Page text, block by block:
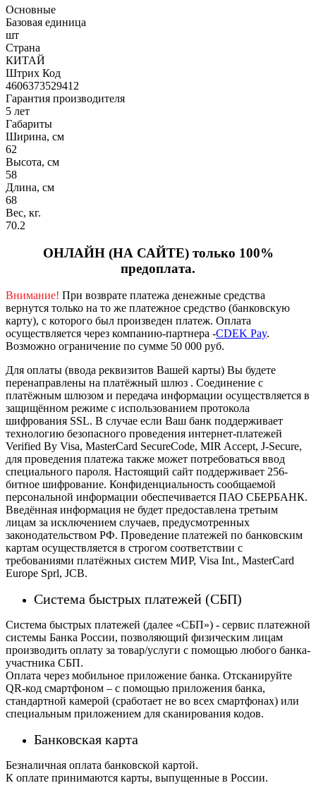
Основные
Базовая единица
шт
Страна
КИТАЙ
Штрих Код
4606373529412
Гарантия производителя
5 лет
Габариты
Ширина, см
62
Высота, см
58
Длина, см
68
Вес, кг.
70.2
ОНЛАЙН (НА САЙТЕ) только 100%
предоплата.
Внимание! При возврате платежа денежные средства
вернутся только на то же платежное средство (банковскую
карту), с которого был произведен платеж. Оплата
осуществляется через компанию-партнера -CDEK Pay.
Возможно ограничение по сумме 50 000 руб.
Для оплаты (ввода реквизитов Вашей карты) Вы будете
перенаправлены на платёжный шлюз . Соединение с
платёжным шлюзом и передача информации осуществляется в
защищённом режиме с использованием протокола
шифрования SSL. В случае если Ваш банк поддерживает
технологию безопасного проведения интернет-платежей
Verified By Visa, MasterCard SecureCode, MIR Accept, J-Secure,
для проведения платежа также может потребоваться ввод
специального пароля. Настоящий сайт поддерживает 256-
битное шифрование. Конфиденциальность сообщаемой
персональной информации обеспечивается ПАО СБЕРБАНК.
Введённая информация не будет предоставлена третьим
лицам за исключением случаев, предусмотренных
законодательством РФ. Проведение платежей по банковским
картам осуществляется в строгом соответствии с
требованиями платёжных систем МИР, Visa Int., MasterCard
Europe Sprl, JCB.
Система быстрых платежей (СБП)
Система быстрых платежей (далее «СБП») - сервис платежной
системы Банка России, позволяющий физическим лицам
производить оплату за товар/услуги с помощью любого банка-
участника СБП.
Оплата через мобильное приложение банка. Отсканируйте
QR-код смартфоном – с помощью приложения банка,
стандартной камерой (сработает не во всех смартфонах) или
специальным приложением для сканирования кодов.
Банковская карта
Безналичная оплата банковской картой.
К оплате принимаются карты, выпущенные в России.